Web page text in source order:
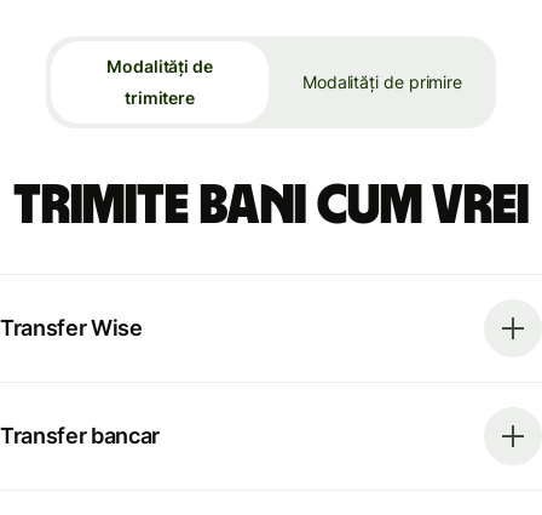
Modalități de
trimitere
Modalități de primire
Trimite bani cum vrei
Transfer Wise
Transfer bancar